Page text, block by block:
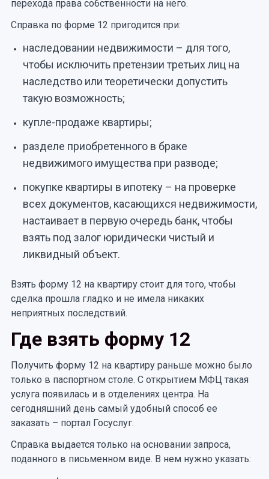
перехода права собственности на него.
Справка по форме 12 пригодится при:
наследовании недвижимости – для того,
чтобы исключить претензии третьих лиц на
наследство или теоретически допустить
такую возможность;
купле-продаже квартиры;
разделе приобретенного в браке
недвижимого имущества при разводе;
покупке квартиры в ипотеку – на проверке
всех документов, касающихся недвижимости,
настаивает в первую очередь банк, чтобы
взять под залог юридически чистый и
ликвидный объект.
Взять форму 12 на квартиру стоит для того, чтобы
сделка прошла гладко и не имела никаких
неприятных последствий.
Где взять форму 12
Получить форму 12 на квартиру раньше можно было
только в паспортном столе. С открытием МФЦ такая
услуга появилась и в отделениях центра. На
сегодняшний день самый удобный способ ее
заказать – портал Госуслуг.
Справка выдается только на основании запроса,
поданного в письменном виде. В нем нужно указать: